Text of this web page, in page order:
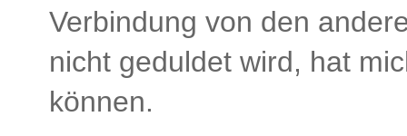
Verbindung von den
nicht geduldet wird, hat
können.